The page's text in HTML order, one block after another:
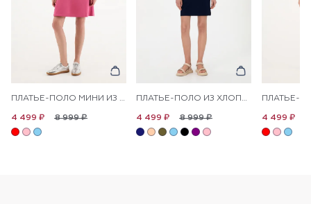
ПЛАТЬЕ-ПОЛО МИНИ ИЗ ХЛОПКА ПРЯМОЕ
8 999 ₽
4 499 ₽
ПЛАТЬЕ-ПОЛО ИЗ ХЛОПКА С КОНТРАСТНЫМ ЛОГОТИПОМ ПРИТАЛЕННОЕ
8 999 ₽
4 499 ₽ 4 499 ₽